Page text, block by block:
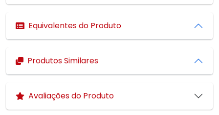
Equivalentes do Produto
Produtos Similares
Avaliações do Produto